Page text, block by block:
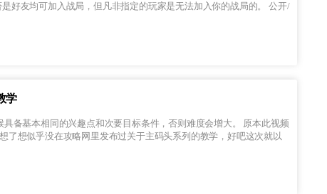
友均可加入战局，但凡非指定的玩家是无法加入你的战局的。 公开/
学
了想似乎没在攻略网里发布过关于主码头系列的教学，好吧这次就以